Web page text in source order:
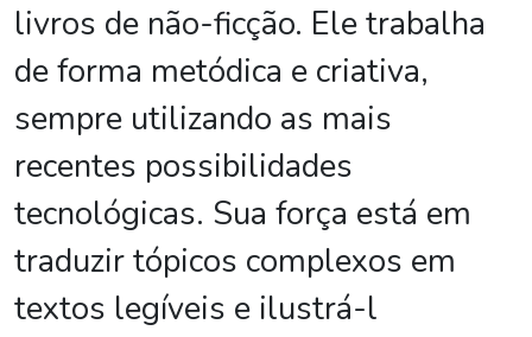
livros de não-ficção. Ele trabalha
de forma metódica e criativa,
sempre utilizando as mais
recentes possibilidades
tecnológicas. Sua força está em
traduzir tópicos complexos em
textos legíveis e ilustrá-l